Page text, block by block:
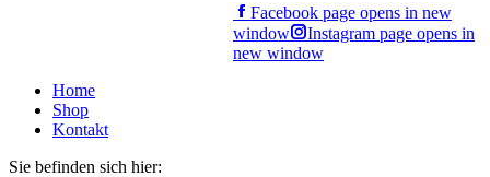
Facebook page opens in new
window
Instagram page opens in
new window
Home
Shop
Kontakt
Sie befinden sich hier: